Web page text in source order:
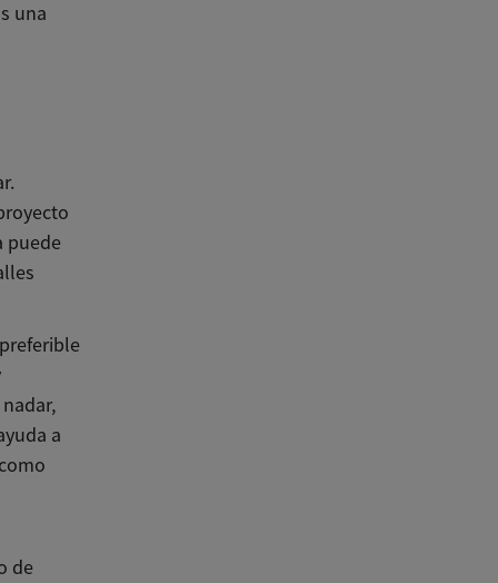
una
puede
a
de